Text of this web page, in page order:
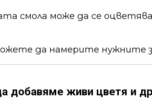
смола може да се
да намерите нужните
добавяме живи цветя и